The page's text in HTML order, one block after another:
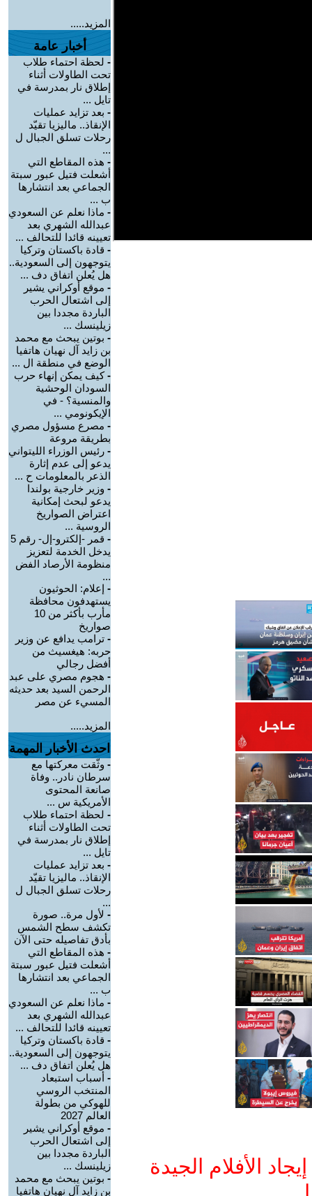
الأفلام الجيدة
المزيد.....
أخبار عامة
- لحظة احتماء طلاب
تحت الطاولات أثناء
إطلاق نار بمدرسة في
تايل ...
- بعد تزايد عمليات
الإنقاذ.. ماليزيا تقيّد
رحلات تسلق الجبال ل
...
- هذه المقاطع التي
أشعلت فتيل عبور سبتة
الجماعي بعد انتشارها
ب ...
- ماذا نعلم عن السعودي
عبدالله الشهري بعد
تعيينه قائدا للتحالف ...
- قادة باكستان وتركيا
يتوجهون إلى السعودية..
هل يُعلن اتفاق دف ...
- موقع أوكراني يشير
إلى اشتعال الحرب
الباردة مجددا بين
زيلينسك ...
- بوتين يبحث مع محمد
بن زايد آل نهيان هاتفيا
الوضع في منطقة ال ...
-كيف يمكن إنهاء حرب
السودان الوحشية
والمنسية؟ - في
الإيكونومي ...
- مصرع مسؤول مصري
بطريقة مروعة
- رئيس الوزراء الليتواني
يدعو إلى عدم إثارة
الذعر بالمعلومات ح ...
- وزير خارجية بولندا
يدعو لبحث إمكانية
اعتراض الصواريخ
الروسية ...
-
قمر -إلكترو-إل- رقم 5
يدخل الخدمة لتعزيز
منظومة الأرصاد الفض
...
- إعلام: الحوثيون
يستهدفون محافظة
مأرب بأكثر من 10
صواريخ
- ترامب يدافع عن وزير
حربه: هيغسيث من
أفضل رجالي
- هجوم مصري على عبد
الرحمن السيد بعد حديثه
المسيء عن مصر
المزيد.....
احدث الأخبار المهمة
- وثّقت معركتها مع
سرطان نادر.. وفاة
صانعة المحتوى
الأمريكية س ...
- لحظة احتماء طلاب
تحت الطاولات أثناء
إطلاق نار بمدرسة في
تايل ...
- بعد تزايد عمليات
الإنقاذ.. ماليزيا تقيّد
رحلات تسلق الجبال ل
...
- لأول مرة.. صورة
تكشف سطح الشمس
بأدق تفاصيله حتى الآن
- هذه المقاطع التي
أشعلت فتيل عبور سبتة
الجماعي بعد انتشارها
ب ...
- ماذا نعلم عن السعودي
عبدالله الشهري بعد
تعيينه قائدا للتحالف ...
- قادة باكستان وتركيا
يتوجهون إلى السعودية..
هل يُعلن اتفاق دف ...
- أسباب استبعاد
المنتخب الروسي
للهوكي من بطولة
العالم 2027
- موقع أوكراني يشير
إلى اشتعال الحرب
الباردة مجددا بين
زيلينسك ...
- بوتين يبحث مع محمد
بن زايد آل نهيان هاتفيا